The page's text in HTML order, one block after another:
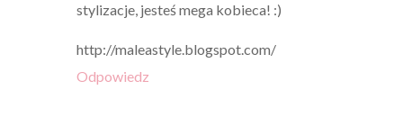
stylizacje, jesteś mega kobieca! :)
http://maleastyle.blogspot.com/
Odpowiedz